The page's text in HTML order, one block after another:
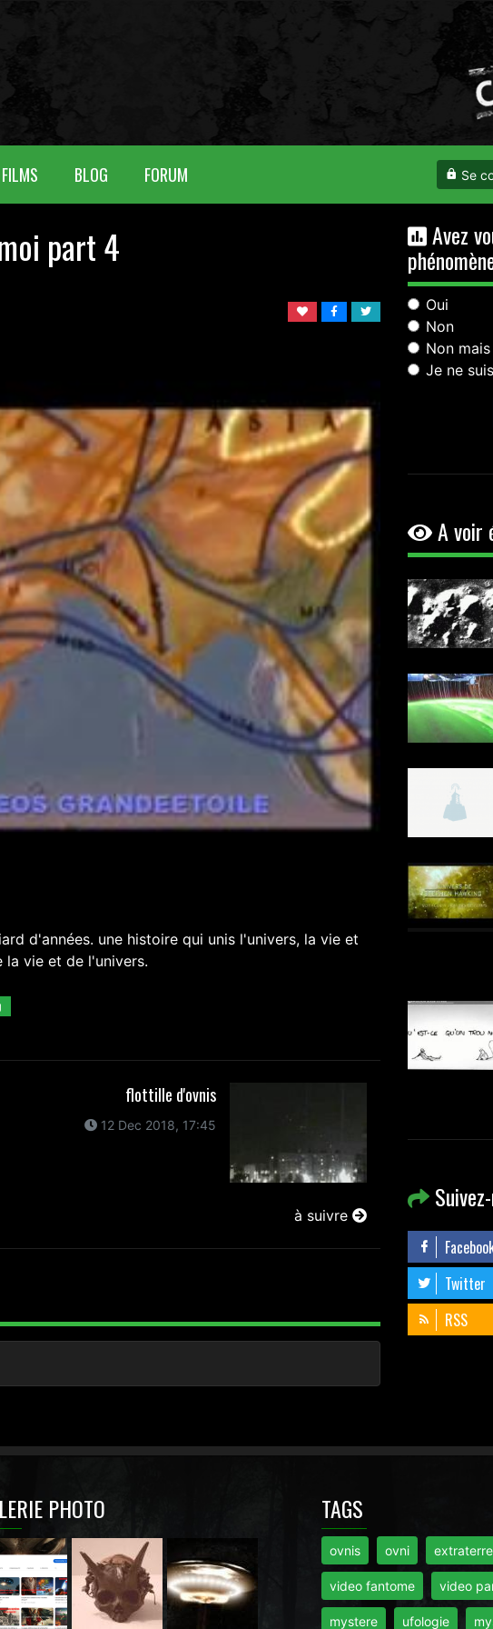
FILMS BLOG FORUM Se
part 4
d'années. une histoire qui unis l'univers, la vie et
la vie et de l'univers.
flottille d'ovnis
12 Dec 2018, 17:45
à suivre
Avez
Oui
Non
Non
Je ne
A voir
Twitter
RSS
PHOTO TAGS
ovnis ovni
video fantome video
mystere ufologie